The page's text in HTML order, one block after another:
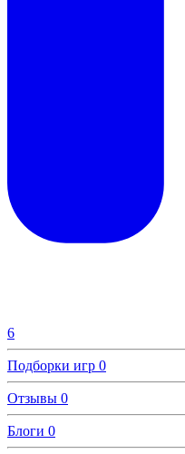
6
Подборки игр 0
Отзывы 0
Блоги 0